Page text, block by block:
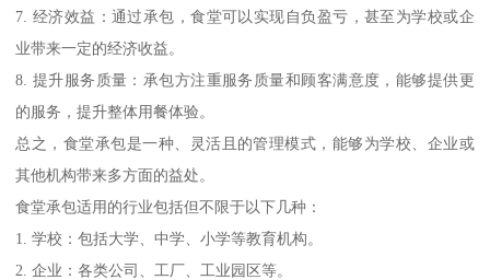
7. 经济效益：通过承包，食堂可以实现自负盈亏，甚至为学校或企
业带来一定的经济收益。
8. 提升服务质量：承包方注重服务质量和顾客满意度，能够提供更
的服务，提升整体用餐体验。
总之，食堂承包是一种、灵活且的管理模式，能够为学校、企业或
其他机构带来多方面的益处。
食堂承包适用的行业包括但不限于以下几种：
1. 学校：包括大学、中学、小学等教育机构。
2. 企业：各类公司、工厂、工业园区等。